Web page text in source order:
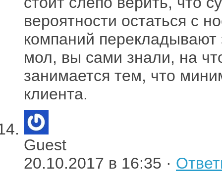
вероятности остаться с
компаний перекладывают
мол, вы сами знали, на
занимается тем, что
клиента.
Guest
20.10.2017 в 16:35 ·